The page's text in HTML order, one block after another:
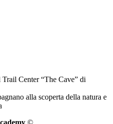
Center “The Cave” di
alla scoperta della natura e
©